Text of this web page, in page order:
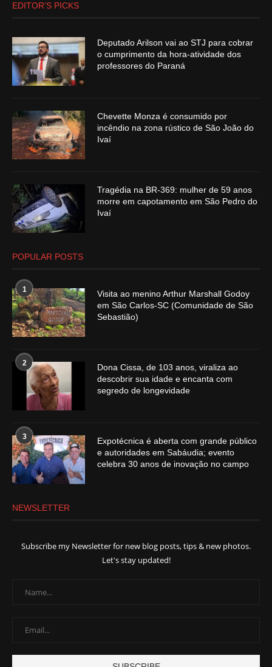
EDITOR’S PICKS
Deputado Arilson vai ao STJ para cobrar
o cumprimento da hora-atividade dos
professores do Paraná
Chevette Monza é consumido por
incêndio na zona rústico de São João do
Ivaí
Tragédia na BR-369: mulher de 59 anos
morre em capotamento em São Pedro do
Ivaí
POPULAR POSTS
1
Visita ao menino Arthur Marshall Godoy
em São Carlos-SC (Comunidade de São
Sebastião)
2
Dona Cissa, de 103 anos, viraliza ao
descobrir sua idade e encanta com
segredo de longevidade
3
Expotécnica é aberta com grande público
e autoridades em Sabáudia; evento
celebra 30 anos de inovação no campo
NEWSLETTER
Subscribe my Newsletter for new blog posts, tips & new photos.
Let's stay updated!